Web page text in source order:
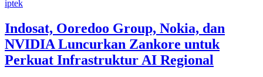
iptek
Indosat, Ooredoo Group, Nokia, dan
NVIDIA Luncurkan Zankore untuk
Perkuat Infrastruktur AI Regional